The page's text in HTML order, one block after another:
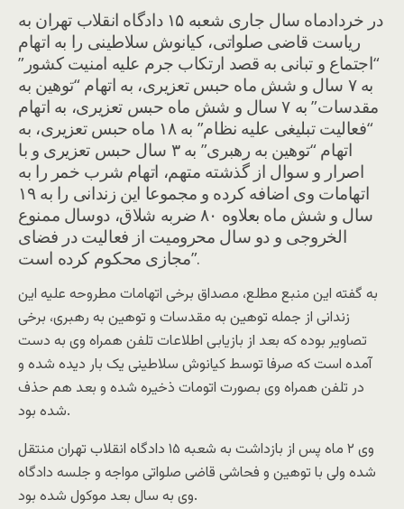
در خردادماه سال جاری شعبه ۱۵ دادگاه انقلاب تهران به
ریاست قاضی صلواتی، کیانوش سلاطینی را به اتهام
“اجتماع و تبانی به قصد ارتکاب جرم علیه امنیت کشور”
به ۷ سال و شش ماه حبس تعزیری، به اتهام “توهین به
مقدسات” به ۷ سال و شش ماه حبس تعزیری، به اتهام
“فعالیت تبلیغی علیه نظام” به ۱۸ ماه حبس تعزیری، به
اتهام “توهین به رهبری” به ۳ سال حبس تعزیری و با
اصرار و سوال از گذشته متهم، اتهام شرب خمر را به
اتهامات وی اضافه کرده و مجموعا این زندانی را به ۱۹
سال و شش ماه بعلاوه ۸۰ ضربه شلاق، دوسال ممنوع
الخروجی و دو سال محرومیت از فعالیت در فضای
مجازی محکوم کرده است”.
به گفته این منبع مطلع، مصداق برخی اتهامات مطروحه علیه این
زندانی از جمله توهین به مقدسات و توهین به رهبری، برخی
تصاویر بوده که بعد از بازیابی اطلاعات تلفن همراه وی به دست
آمده است که صرفا توسط کیانوش سلاطینی یک بار دیده شده و
در تلفن همراه وی بصورت اتومات ذخیره شده و بعد هم حذف
شده بود.
وی ۲ ماه پس از بازداشت به شعبه ۱۵ دادگاه انقلاب تهران منتقل
شده ولی با توهین و فحاشی قاضی صلواتی مواجه و جلسه دادگاه
وی به سال بعد موکول شده بود.